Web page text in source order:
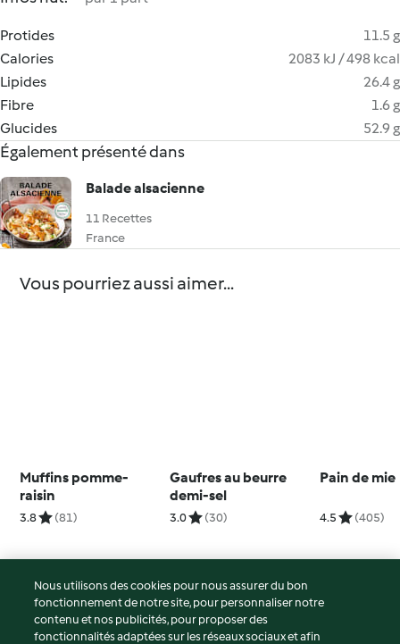
Protides
11.5 g
Calories
2083 kJ / 498 kcal
Lipides
26.4 g
Fibre
1.6 g
Glucides
52.9 g
Également présenté dans
Balade alsacienne
11 Recettes
France
Vous pourriez aussi aimer...
Muffins pomme-
raisin
3.8 (81)
Gaufres au beurre
demi-sel
3.0 (30)
Pain de mie
4.5 (405)
© Copyright 2026
Conditions d'utilisation
Nous utilisons des cookies pour nous assurer du bon
fonctionnement de notre site, pour personnaliser notre
contenu et nos publicités, pour proposer des
fonctionnalités adaptées sur les réseaux sociaux et afin